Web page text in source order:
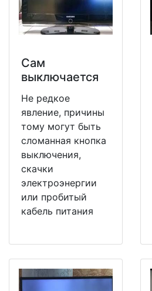
Сам
выключается
Не редкое
явление, причины
тому могут быть
сломанная кнопка
выключения,
скачки
электроэнергии
или пробитый
кабель питания